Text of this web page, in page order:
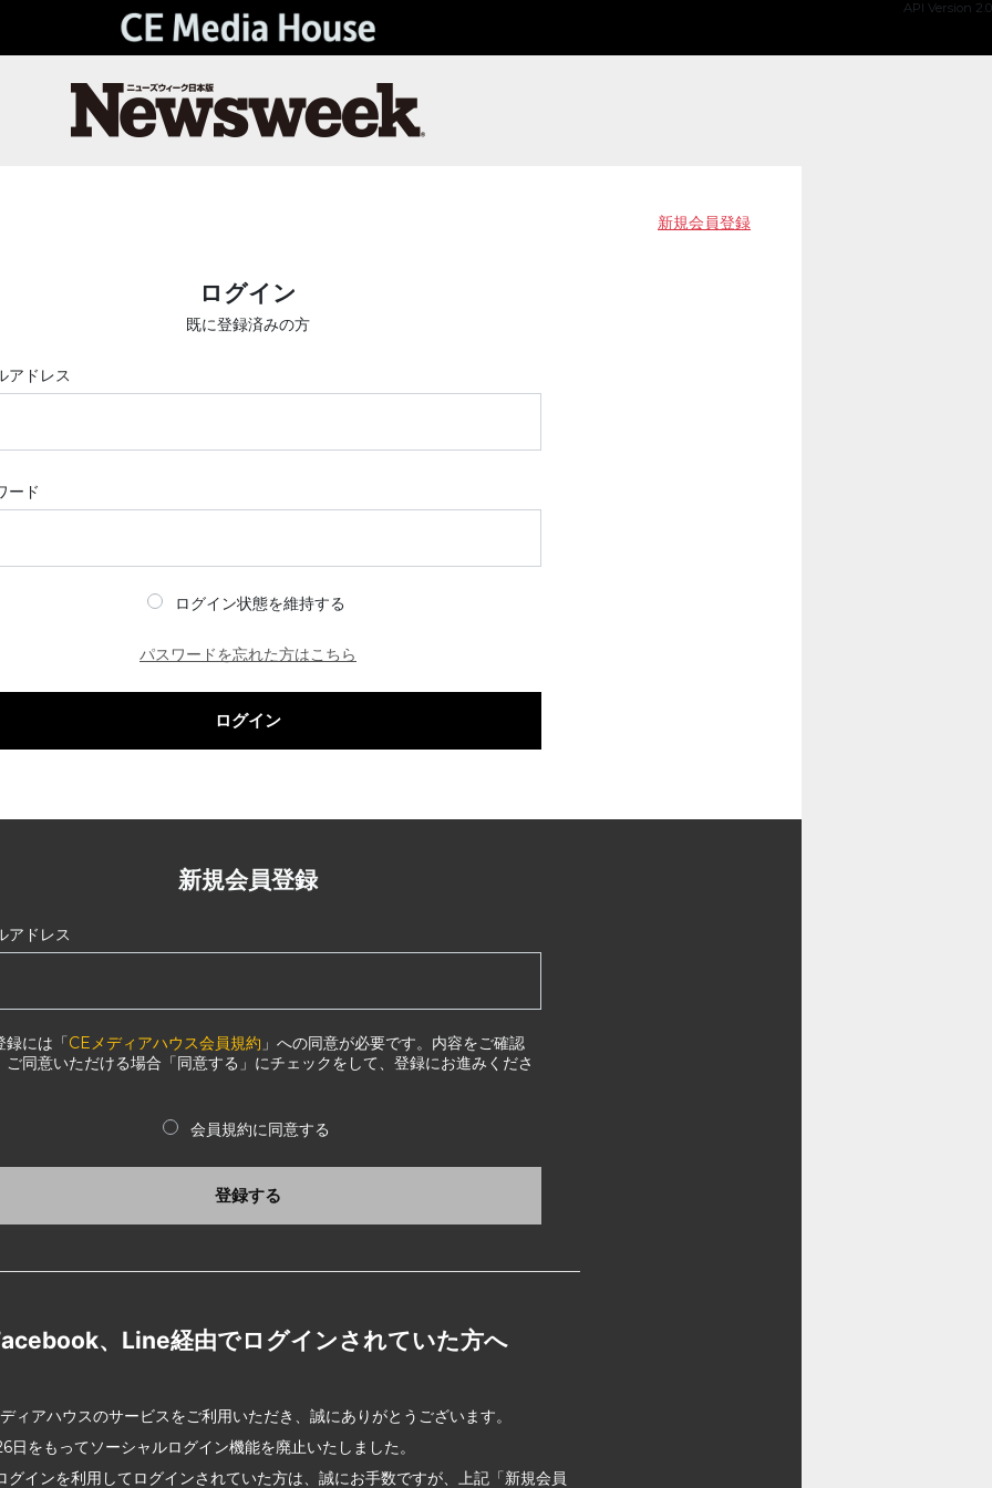
API Version 2.0
新規会員登録
ログイン
既に登録済みの方
アドレス
ード
ログイン状態を維持する
パスワードを忘れた方はこちら
ログイン
新規会員登録
アドレス
録には「CEメディアハウス会員規約 」への同意が必要です。内容をご確認
ご同意いただける場合「同意する」にチェックをして、登録にお進みくださ
会員規約に同意する
登録する
、Line経由でログインされていた方へ
ィアハウスのサービスをご利用いただき、誠にありがとうございます。
日をもってソーシャルログイン機能を廃止いたしました。
グインを利用してログインされていた方は、誠にお手数ですが、上記「新規会員